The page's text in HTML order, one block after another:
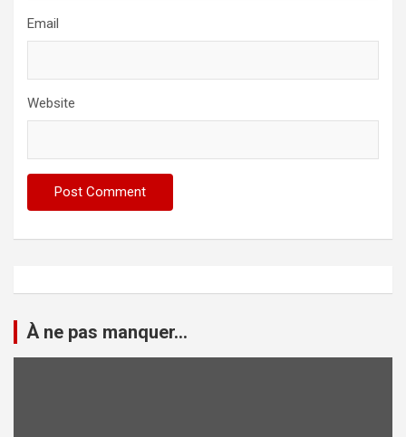
Email
Website
À ne pas manquer...